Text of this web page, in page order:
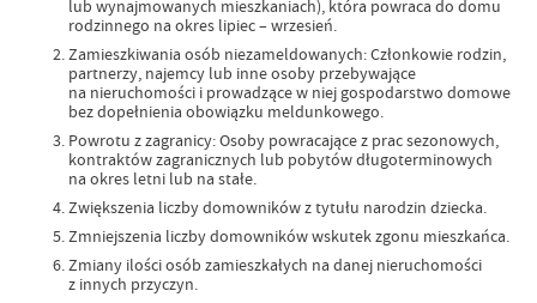
lub wynajmowanych mieszkaniach), która powraca do domu
rodzinnego na okres lipiec – wrzesień.
Zamieszkiwania osób niezameldowanych: Członkowie rodzin,
partnerzy, najemcy lub inne osoby przebywające
na nieruchomości i prowadzące w niej gospodarstwo domowe
bez dopełnienia obowiązku meldunkowego.
Powrotu z zagranicy: Osoby powracające z prac sezonowych,
kontraktów zagranicznych lub pobytów długoterminowych
na okres letni lub na stałe.
Zwiększenia liczby domowników z tytułu narodzin dziecka.
Zmniejszenia liczby domowników wskutek zgonu mieszkańca.
Zmiany ilości osób zamieszkałych na danej nieruchomości
z innych przyczyn.